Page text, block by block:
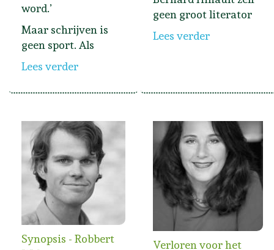
word.’
Maar schrijven is
geen sport. Als
Lees verder
geen groot literator
Lees verder
Synopsis - Robbert
Verloren voor het